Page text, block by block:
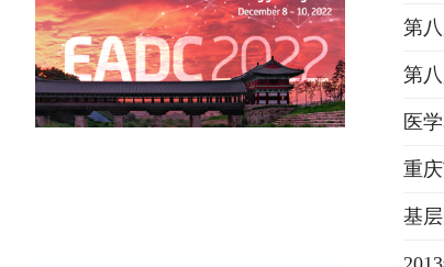
第
第
医
重
基